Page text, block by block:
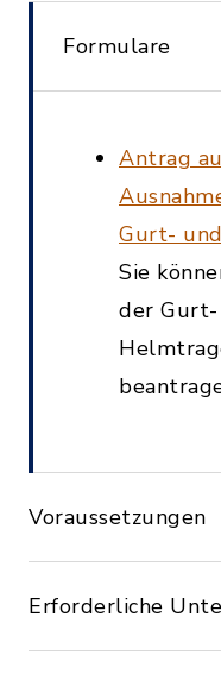
Formulare
Antrag
Gurt-
Sie
der
Voraussetzungen
Erforderliche